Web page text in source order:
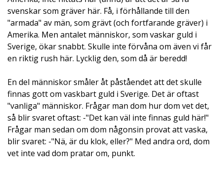
svenskar som gräver här. Få, i förhållande till den
"armada" av män, som grävt (och fortfarande gräver) i
Amerika. Men antalet människor, som vaskar guld i
Sverige, ökar snabbt. Skulle inte förvåna om även vi får
en riktig rush här. Lycklig den, som då är beredd!
En del människor småler åt påståendet att det skulle
finnas gott om vaskbart guld i Sverige. Det är oftast
"vanliga" människor. Frågar man dom hur dom vet det,
så blir svaret oftast: -"Det kan väl inte finnas guld här!"
Frågar man sedan om dom någonsin provat att vaska,
blir svaret: -"Nä, är du klok, eller?" Med andra ord, dom
vet inte vad dom pratar om, punkt.